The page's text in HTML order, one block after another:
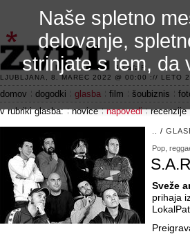
3.2 alfa R
LJUBLJANA, 8. MAREC 2022 @ 00:00 ://
domov dogodki glasba film šoubiznis
v rubriki glasba:
novice napovedi recenzije
/
Pop,
Sveže
prihaja
Naše spletno
delovanje,
strinjate s tem, da